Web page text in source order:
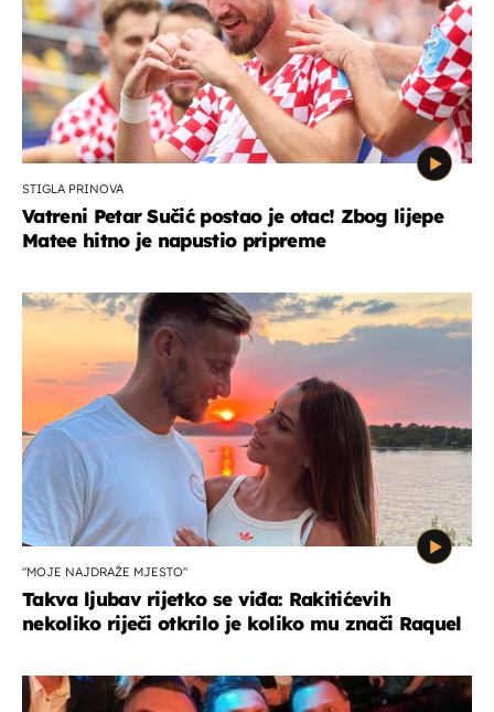
STIGLA PRINOVA
Vatreni Petar Sučić postao je otac! Zbog lijepe
Matee hitno je napustio pripreme
"MOJE NAJDRAŽE MJESTO"
Takva ljubav rijetko se viđa: Rakitićevih
nekoliko riječi otkrilo je koliko mu znači Raquel